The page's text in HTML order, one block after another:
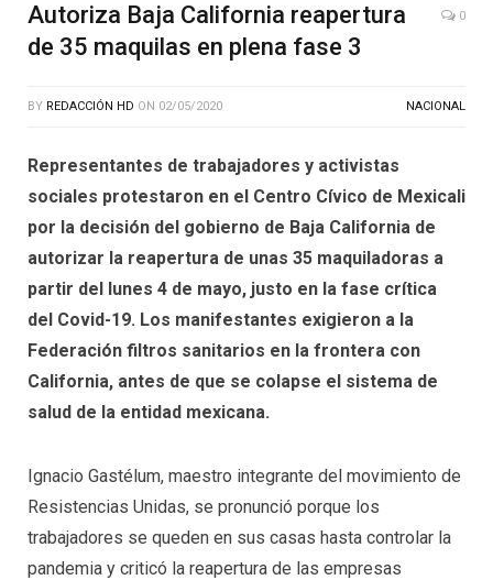
Autoriza Baja California reapertura
de 35 maquilas en plena fase 3
0
BY REDACCIÓN HD ON 02/05/2020 NACIONAL
Representantes de trabajadores y activistas
sociales protestaron en el Centro Cívico de Mexicali
por la decisión del gobierno de Baja California de
autorizar la reapertura de unas 35 maquiladoras a
partir del lunes 4 de mayo, justo en la fase crítica
del Covid-19. Los manifestantes exigieron a la
Federación filtros sanitarios en la frontera con
California, antes de que se colapse el sistema de
salud de la entidad mexicana.
Ignacio Gastélum, maestro integrante del movimiento de
Resistencias Unidas, se pronunció porque los
trabajadores se queden en sus casas hasta controlar la
pandemia y criticó la reapertura de las empresas